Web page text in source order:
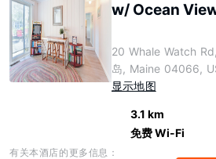
w/ Ocean
20 Whale Watch
岛, Maine 04066,
显示地图
3.1 km
免费 Wi-Fi
有关本酒店的更多信息：